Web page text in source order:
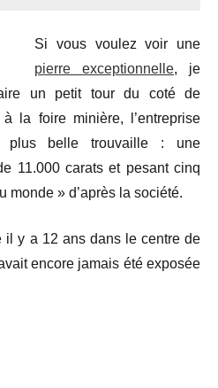
Si vous voulez voir une
pierre exceptionnelle, je
un petit tour du coté de
la foire minière, l’entreprise
plus belle trouvaille : une
11.000 carats et pesant cinq
monde » d’après la société.
il y a 12 ans dans le centre de
encore jamais été exposée